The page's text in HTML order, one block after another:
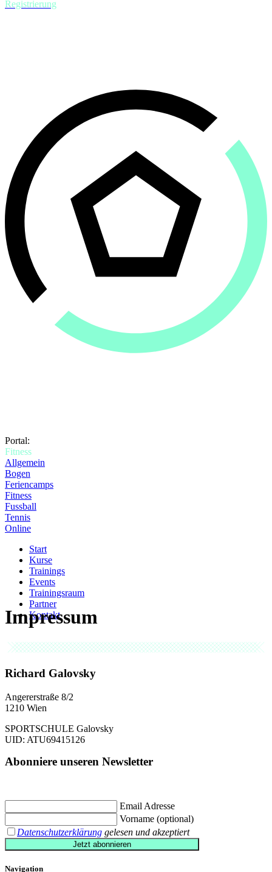
Registrierung
Portal:
Fitness
Allgemein
Bogen
Feriencamps
Fitness
Fussball
Tennis
Online
Start
Kurse
Trainings
Events
Trainingsraum
Partner
Kontakt
Impressum
Richard Galovsky
Angererstraße 8/2
1210 Wien
SPORTSCHULE Galovsky
UID: ATU69415126
Abonniere unseren Newsletter
Email Adresse
Vorname (optional)
Datenschutzerklärung gelesen und akzeptiert
Jetzt abonnieren
Navigation